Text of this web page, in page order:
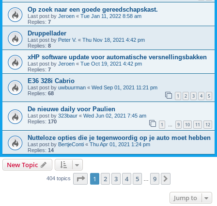
Op zoek naar een goede gereedschapskast.
Last post by Jeroen « Tue Jan 11, 2022 8:58 am
Replies: 7
Druppellader
Last post by Peter V. « Thu Nov 18, 2021 4:42 pm
Replies: 8
xHP software update voor automatische versnellingsbakken
Last post by Jeroen « Tue Oct 19, 2021 4:42 pm
Replies: 7
E36 328i Cabrio
Last post by uwbuurman « Wed Sep 01, 2021 11:21 pm
Replies: 68 1 2 3 4 5
De nieuwe daily voor Paulien
Last post by 323baur « Wed Jun 02, 2021 7:45 am
Replies: 170 1 … 9 10 11 12
Nutteloze opties die je tegenwoordig op je auto moet hebben
Last post by BertjeConti « Thu Apr 01, 2021 1:24 pm
Replies: 14
New Topic
404 topics Page 1of 9
1 2 3 4 5 9
Jump to